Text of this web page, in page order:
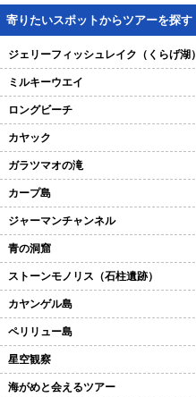
寄りたいスポットからツアーを探す
ジェリーフィッシュレイク（くらげ湖）
ミルキーウエイ
ロングビーチ
カヤック
ガラツマオの滝
カープ島
ジャーマンチャンネル
青の洞窟
ストーンモノリス（石柱遺跡）
カヤンゲル島
ペリリュー島
星空観察
海がめと会えるツアー